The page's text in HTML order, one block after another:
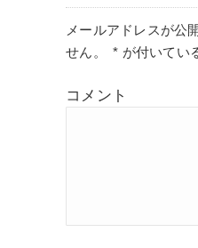
メールアドレスが公
せん。
* が付いてい
コメント